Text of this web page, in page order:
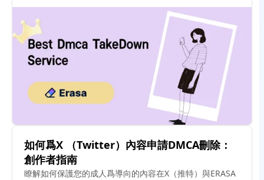
如何爲X （Twitter）內容申請DMCA刪除：
創作者指南
瞭解如何保護您的成人爲導向的內容在X（推特）與ERASA